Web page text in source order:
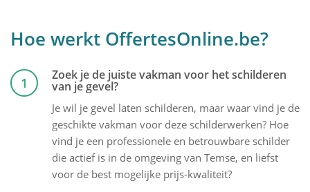
Hoe werkt OffertesOnline.be?
1 Zoek je de juiste vakman voor het schilderen
van je gevel?
Je wil je gevel laten schilderen, maar waar vind je de
geschikte vakman voor deze schilderwerken? Hoe
vind je een professionele en betrouwbare schilder
die actief is in de omgeving van Temse, en liefst
voor de best mogelijke prijs-kwaliteit?